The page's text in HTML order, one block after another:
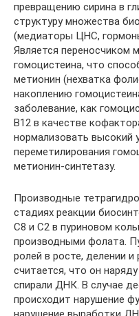
превращению сирина в
структуру множества
(медиаторы ЦНС,
Является переносчиком
гомоцистеина, что
метионин (нехватка
накоплению
заболевание, как
B12 в качестве
нормализовать высокий
переметилирования
метионин-синтетазу.
Производные
стадиях реакции
C8 и C2 в пуриновом
производными фолата.
ролей в росте, делении и
считается, что он
спирали ДНК. В случае
происходит нарушение